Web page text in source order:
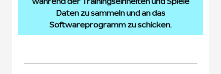
Daten zu sammeln und an das
Softwareprogramm zu schicken.